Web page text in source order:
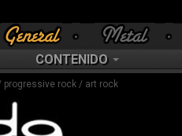
CONTENIDO
rock / art rock